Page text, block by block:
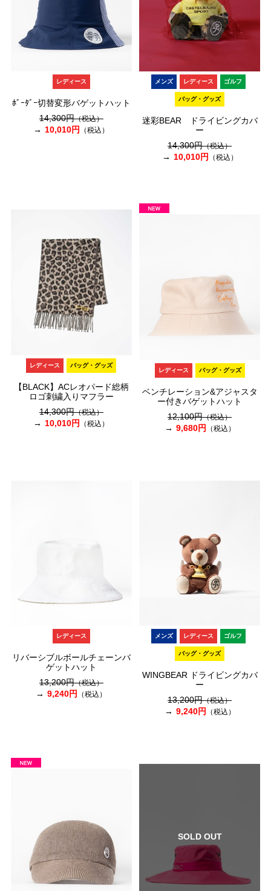
レディース
ﾎﾞｰﾀﾞｰ切替変形バゲットハット
14,300円（税込）
10,010円 （税込）
メンズ レディース ゴルフ
バッグ・グッズ
迷彩BEAR ドライビングカバ
ー
14,300円（税込）
10,010円 （税込）
レディース バッグ・グッズ
【BLACK】ACレオパード総柄
ロゴ刺繍入りマフラー
14,300円（税込）
10,010円 （税込）
レディース バッグ・グッズ
ベンチレーション&アジャスタ
ー付きバゲットハット
12,100円（税込）
9,680円 （税込）
レディース
リバーシブルボールチェーンバ
ゲットハット
13,200円（税込）
9,240円 （税込）
メンズ レディース ゴルフ
バッグ・グッズ
WINGBEAR ドライビングカバ
ー
13,200円（税込）
9,240円 （税込）
SOLD OUT